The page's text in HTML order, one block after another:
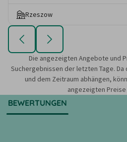
Rzeszow
Die angezeigten Angebote und
Suchergebnissen der letzten Tage.
und dem Zeitraum abhängen,
angezeigten
BEWERTUNGEN